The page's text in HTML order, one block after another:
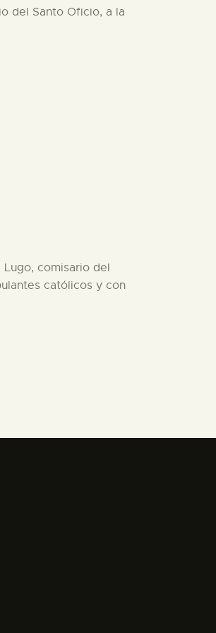
del Santo Oficio, a la
comisario del
católicos y con